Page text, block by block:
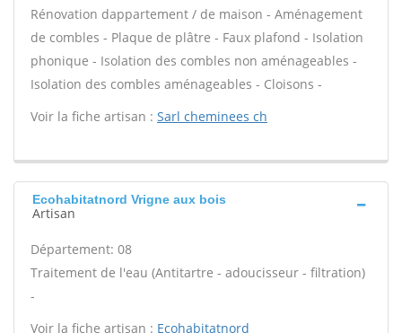
Rénovation dappartement / de maison - Aménagement
de combles - Plaque de plâtre - Faux plafond - Isolation
phonique - Isolation des combles non aménageables -
Isolation des combles aménageables - Cloisons -
Voir la fiche artisan : Sarl cheminees ch
Ecohabitatnord Vrigne aux bois
Artisan
Département: 08
Traitement de l'eau (Antitartre - adoucisseur - filtration)
-
Voir la fiche artisan : Ecohabitatnord